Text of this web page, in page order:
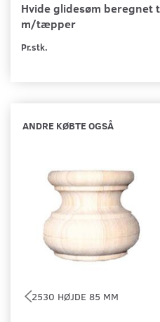
Hvide glidesøm beregnet
m/tæpper
Pr.stk.
ANDRE KØBTE OGSÅ
2530 HØJDE 85 MM